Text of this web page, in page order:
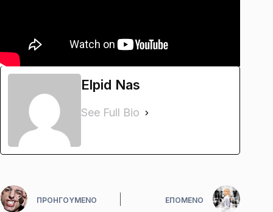
Elpid Nas
See Full Bio
ΠΡΟΗΓΟΎΜΕΝΟ ΕΠΌΜΕΝΟ